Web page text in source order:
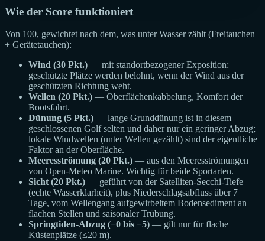
Wie der Score funktioniert
Von 100, gewichtet nach dem, was unter Wasser zählt (Freitauchen
+ Gerätetauchen):
Wind (30 Pkt.) — mit standortbezogener Exposition:
geschützte Plätze werden belohnt, wenn der Wind aus der
geschützten Richtung weht.
Wellen (20 Pkt.) — Oberflächenkabbelung, Komfort der
Bootsfahrt.
Dünung (5 Pkt.) — lange Grunddünung ist in diesem
geschlossenen Golf selten und daher nur ein geringer Abzug;
lokale Windwellen (unter Wellen gezählt) sind der eigentliche
Faktor an der Oberfläche.
Meeresströmung (20 Pkt.) — aus den Meeresströmungen
von Open-Meteo Marine. Wichtig für beide Sportarten.
Sicht (20 Pkt.) — geführt von der Satelliten-Secchi-Tiefe
(echte Wasserklarheit), plus Niederschlagsabfluss über 7
Tage, vom Wellengang aufgewirbeltem Bodensediment an
flachen Stellen und saisonaler Trübung.
Springtiden-Abzug (−0 bis −5) — gilt nur für flache
Küstenplätze (≤20 m).